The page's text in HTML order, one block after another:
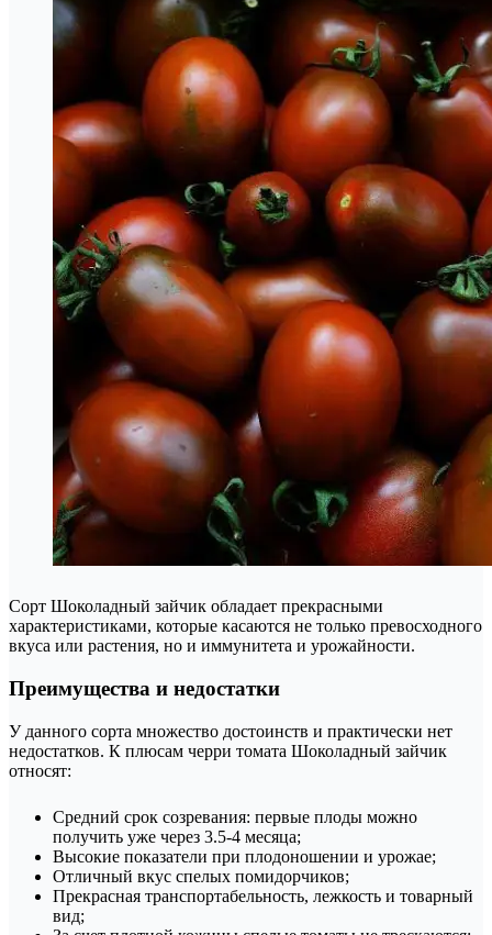
Сорт Шоколадный зайчик обладает прекрасными
характеристиками, которые касаются не только превосходного
вкуса или растения, но и иммунитета и урожайности.
Преимущества и недостатки
У данного сорта множество достоинств и практически нет
недостатков. К плюсам черри томата Шоколадный зайчик
относят:
Средний срок созревания: первые плоды можно
получить уже через 3.5-4 месяца;
Высокие показатели при плодоношении и урожае;
Отличный вкус спелых помидорчиков;
Прекрасная транспортабельность, лежкость и товарный
вид;